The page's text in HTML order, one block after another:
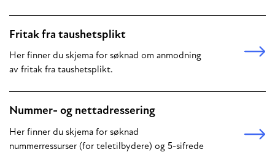
Fritak fra taushetsplikt
Her finner du skjema for søknad om anmodning
av fritak fra taushetsplikt.
Nummer- og nettadressering
Her finner du skjema for søknad
nummerressurser (for teletilbydere) og 5-sifrede